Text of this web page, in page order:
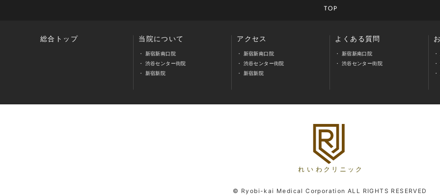
総合トップ 当院について
新宿新南口院
渋谷センター街院
新宿新院
アクセス
新宿新南口院
渋谷センター街院
新宿新院
よくある質問
新宿新南口院
渋谷センター街院
© Ryobi-kai Medical Corporation ALL RIGHTS RESERVED